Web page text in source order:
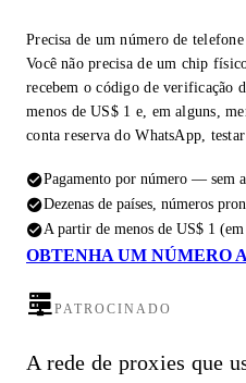
Precisa de um número de
Você não precisa de um chip
recebem o código de verificação
menos de US$ 1 e, em alguns,
conta reserva do WhatsApp,
Pagamento por número — sem
Dezenas de países, números
A partir de menos de US$ 1
OBTENHA UM NÚMERO
PATROCINADO
A rede de proxies que